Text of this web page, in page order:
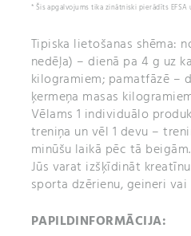
* Šis apgalvojums tika zinātniski pierādīts EFSA
Tipiska lietošanas shēma:
nedēļa) – dienā pa 4 g uz
kilogramiem; pamatfāzē –
ķermeņa masas
Vēlams 1 individuālo
treniņa un vēl 1 devu –
minūšu laikā pēc tā beigām.
Jūs varat izšķīdināt
sporta dzērienu, geineri
PAPILDINFORMĀCIJA: